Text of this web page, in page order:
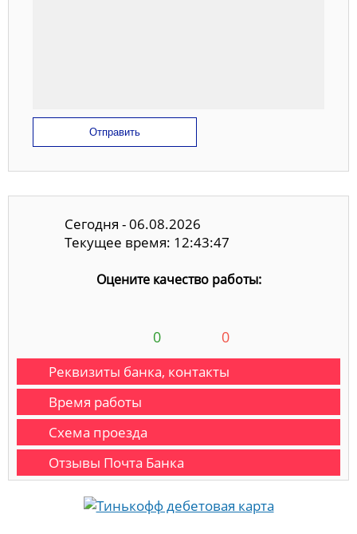
Отправить
Сегодня - 06.08.2026
Текущее время: 12:43:48
Оцените качество работы:
0 0
Реквизиты банка, контакты
Время работы
Схема проезда
Отзывы Почта Банка